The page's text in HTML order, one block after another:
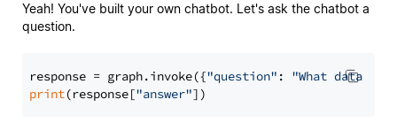
Yeah! You've built your own chatbot. Let's ask the chatbot a
question.
response = graph.invoke({"question" : "What data
print(response["answer"